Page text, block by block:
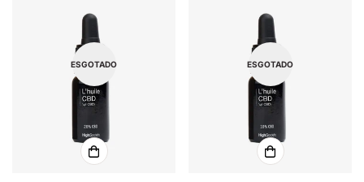
ESGOTADO ESGOTADO